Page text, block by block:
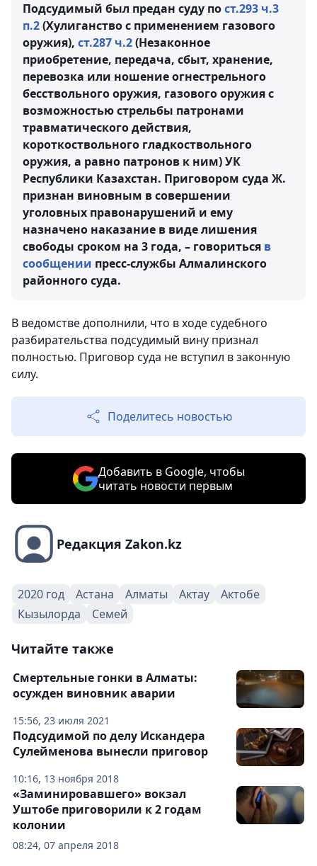
Подсудимый был предан суду пост.293 ч.3
п.2(Хулиганство с применением газового
оружия), ст.287 ч.2(Незаконное
приобретение, передача, сбыт, хранение,
перевозка или ношение огнестрельного
бесствольного оружия, газового оружия с
возможностью стрельбы патронами
травматического действия,
короткоствольного гладкоствольного
оружия, а равно патронов к ним) УК
Республики Казахстан. Приговором суда Ж.
признан виновным в совершении
уголовных правонарушений и ему
назначено наказание в виде лишения
свободы сроком на 3 года, – говориться в
сообщении пресс-службы Алмалинского
районного суда.
В ведомстве дополнили, что в ходе судебного
разбирательства подсудимый вину признал
полностью. Приговор суда не вступил в законную
силу.
Поделитесь новостью
Добавить в Google, чтобы
читать новости первым
Редакция Zakon.kz
2020 год Астана Алматы Актау
Актобе
Кызылорда
Семей
Читайте также
15:56, 23 июля 2021
Смертельные гонки в Алматы:
осужден виновник аварии
10:16, 13 ноября 2018
Подсудимой по делу Искандера
Сулейменова вынесли приговор
08:24, 07 апреля 2018
«Заминировавшего» вокзал
Уштобе приговорили к 2 годам
колонии